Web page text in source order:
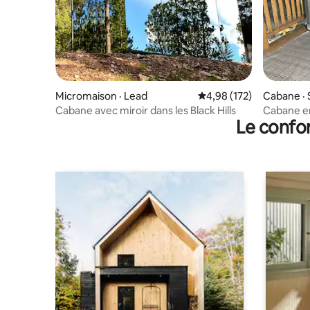
Micromaison · Lead Note moyenne de
4,98 (172)
Cabane avec miroir dans les Black Hills
Cabane ·
Cabane
jacuzzi,
Le